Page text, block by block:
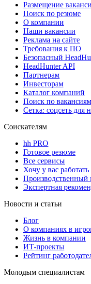
Размещение
Поиск по резюме
О компании
Наши вакансии
Реклама на сайте
Требования к ПО
Безопасный
HeadHunter API
Партнерам
Инвесторам
Каталог компаний
Поиск по
Сетка: соцсеть для
Соискателям
hh PRO
Готовое резюме
Все сервисы
Хочу у вас работать
Производственный
Экспертная
Новости и статьи
Блог
О компаниях в
Жизнь в компании
ИТ-проекты
Рейтинг
Молодым специалистам